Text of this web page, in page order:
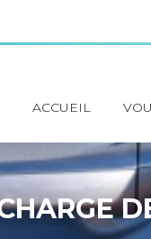
Principal
ACCUEIL